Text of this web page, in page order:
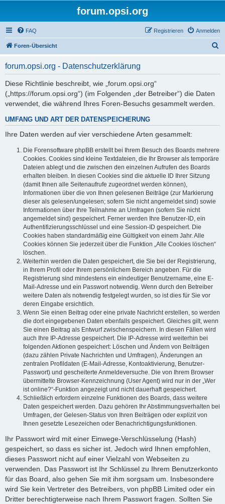
forum.opsi.org
FAQ Anmelden
Registrieren
Foren-Übersicht
forum.opsi.org - Datenschutzerklärung
Diese Richtlinie beschreibt, wie „forum.opsi.org“
(„https://forum.opsi.org“) (im Folgenden „der Betreiber“) die Daten
verwendet, die während Ihres Foren-Besuchs gesammelt werden.
UMFANG UND ART DER DATENSPEICHERUNG
Ihre Daten werden auf vier verschiedene Arten gesammelt:
Die Forensoftware phpBB erstellt bei Ihrem Besuch des Boards mehrere
Cookies. Cookies sind kleine Textdateien, die Ihr Browser als temporäre
Dateien ablegt und die zwischen den einzelnen Aufrufen des Boards
erhalten bleiben. In diesen Cookies sind die aktuelle ID Ihrer Sitzung
(damit Ihnen alle Seitenaufrufe zugeordnet werden können),
Informationen über die von Ihnen gelesenen Beiträge (zur Markierung
dieser als gelesen/ungelesen; sofern Sie nicht angemeldet sind) sowie
Informationen über Ihre Teilnahme an Umfragen (sofern Sie nicht
angemeldet sind) gespeichert. Ferner werden Ihre Benutzer-ID, ein
Authentifizierungsschlüssel und eine Session-ID gespeichert. Die
Cookies haben standardmäßig eine Gültigkeit von einem Jahr. Alle
Cookies können Sie jederzeit über die Funktion „Alle Cookies löschen“
löschen.
Weiterhin werden die Daten gespeichert, die Sie bei der Registrierung,
in Ihrem Profil oder Ihrem persönlichem Bereich angeben. Für die
Registrierung sind mindestens ein eindeutiger Benutzername, eine E-
Mail-Adresse und ein Passwort notwendig. Wenn durch den Betreiber
weitere Daten als notwendig festgelegt wurden, so ist dies für Sie vor
deren Eingabe ersichtlich.
Wenn Sie einen Beitrag oder eine private Nachricht erstellen, so werden
die dort eingegebenen Daten ebenfalls gespeichert. Gleiches gilt, wenn
Sie einen Beitrag als Entwurf zwischenspeichern. In diesen Fällen wird
auch Ihre IP-Adresse gespeichert. Die IP-Adresse wird weiterhin bei
folgenden Aktionen gespeichert: Löschen und Ändern von Beiträgen
(dazu zählen Private Nachrichten und Umfragen), Änderungen an
zentralen Profildaten (E-Mail-Adresse, Kontoaktivierung, Benutzer-
Passwort) und gescheiterte Anmeldeversuche. Die von Ihrem Browser
übermittelte Browser-Kennzeichnung (User Agent) wird nur in der „Wer
ist online?“-Funktion angezeigt und nicht dauerhaft gespeichert.
Schließlich erfordern einzelne Funktionen des Boards, dass weitere
Daten gespeichert werden. Dazu gehören Ihr Abstimmungsverhalten bei
Umfragen, der Gelesen-Status von Ihren Beiträgen oder explizit von
Ihnen gesetzte Lesezeichen oder Benachrichtigungsfunktionen.
Ihr Passwort wird mit einer Einwege-Verschlüsselung (Hash)
gespeichert, so dass es sicher ist. Jedoch wird Ihnen empfohlen,
dieses Passwort nicht auf einer Vielzahl von Webseiten zu
verwenden. Das Passwort ist Ihr Schlüssel zu Ihrem Benutzerkonto
für das Board, also gehen Sie mit ihm sorgsam um. Insbesondere
wird Sie kein Vertreter des Betreibers, von phpBB Limited oder ein
Dritter berechtigterweise nach Ihrem Passwort fragen. Sollten Sie